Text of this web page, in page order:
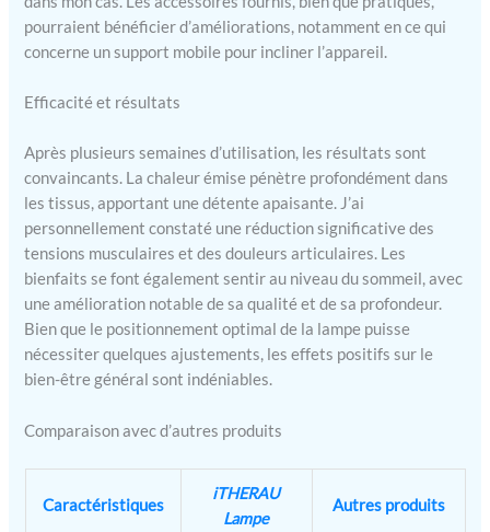
tenir à environ 15 cm de
l'appareil. 【3 modes et
minuterie】- Cet appareil
bouton « MODE » du
panneau de commande
permet de changer de
mode. Vous pouvez
également régler la durée
de la luminothérapie. La
durée de la thérapie est
réglable entre 5 et 30
minutes, et l'appareil
arrête automatiquement le
traitement une fois le
Veuillez ne pas dépasser 30
polyvalent】- Sa
construction entièrement
pourraient bénéficier d’améliorations, notamment en ce qui
concerne un support mobile pour incliner l’appareil.
Efficacité et résultats
Après plusieurs semaines d’utilisation, les résultats sont
convaincants. La chaleur émise pénètre profondément dans
les tissus, apportant une détente apaisante. J’ai
personnellement constaté une réduction significative des
tensions musculaires et des douleurs articulaires. Les
bienfaits se font également sentir au niveau du sommeil, avec
une amélioration notable de sa qualité et de sa profondeur.
Bien que le positionnement optimal de la lampe puisse
nécessiter quelques ajustements, les effets positifs sur le
bien-être général sont indéniables.
Comparaison avec d’autres produits
Caractéristiques
iTHERAU
Lampe
Autres produits